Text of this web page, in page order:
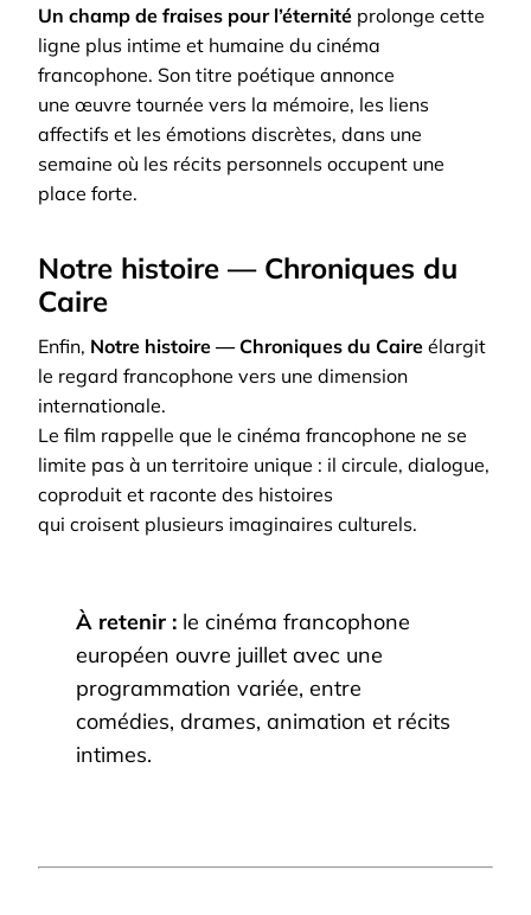
Un champ de fraises pour l’éternité prolonge cette
ligne plus intime et humaine du cinéma
francophone. Son titre poétique annonce
une œuvre tournée vers la mémoire, les liens
affectifs et les émotions discrètes, dans une
semaine où les récits personnels occupent une
place forte.
Notre histoire — Chroniques du
Caire
Enfin, Notre histoire — Chroniques du Caire élargit
le regard francophone vers une dimension
internationale.
Le film rappelle que le cinéma francophone ne se
limite pas à un territoire unique : il circule, dialogue,
coproduit et raconte des histoires
qui croisent plusieurs imaginaires culturels.
À retenir : le cinéma francophone
européen ouvre juillet avec une
programmation variée, entre
comédies, drames, animation et récits
intimes.